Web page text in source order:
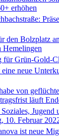
erhöhen
den Bolzplatz
Hemelingen
für Grün-Gold-
neue
von
läuft
Jugend
10. Februar
ist neue